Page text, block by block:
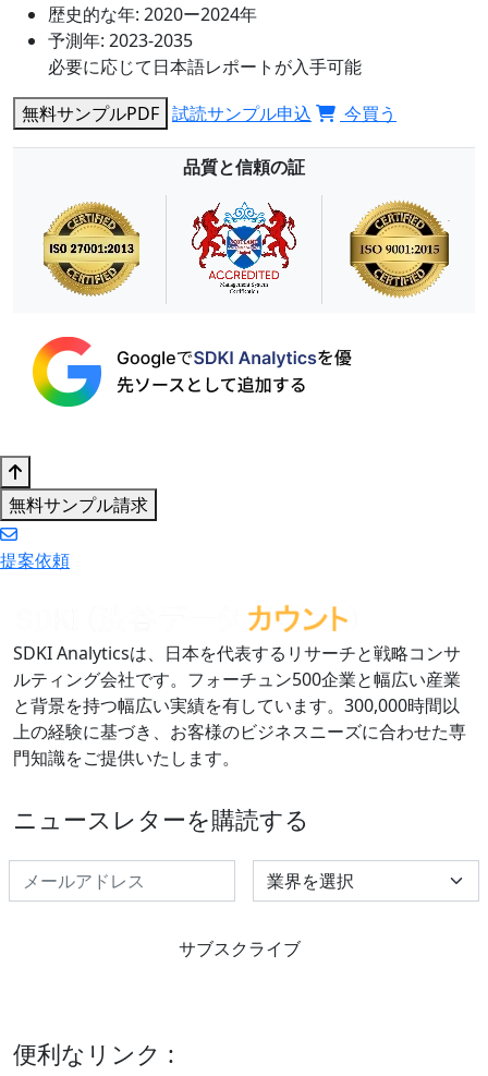
歴史的な年: 2020ー2024年
予測年: 2023-2035
必要に応じて日本語レポートが入手可能
無料サンプルPDF 試読サンプル申込 今買う
品質と信頼の証
無料サンプル請求
提案依頼
SDKI Analyticsは、日本を代表するリサーチと戦略コンサ
ルティング会社です。フォーチュン500企業と幅広い産業
と背景を持つ幅広い実績を有しています。300,000時間以
上の経験に基づき、お客様のビジネスニーズに合わせた専
門知識をご提供いたします。
ニュースレターを購読する
Select Industry
サブスクライブ
便利なリンク :